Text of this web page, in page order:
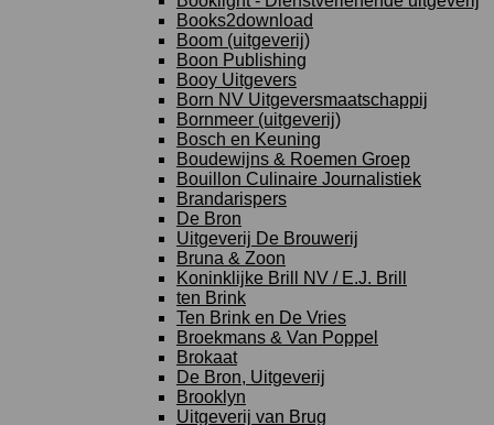
Books2download
Boom (uitgeverij)
Boon Publishing
Booy Uitgevers
Born NV Uitgeversmaatschappij
Bornmeer (uitgeverij)
Bosch en Keuning
Boudewijns & Roemen Groep
Bouillon Culinaire Journalistiek
Brandarispers
De Bron
Uitgeverij De Brouwerij
Bruna & Zoon
Koninklijke Brill NV / E.J. Brill
ten Brink
Ten Brink en De Vries
Broekmans & Van Poppel
Brokaat
De Bron, Uitgeverij
Brooklyn
Uitgeverij van Brug